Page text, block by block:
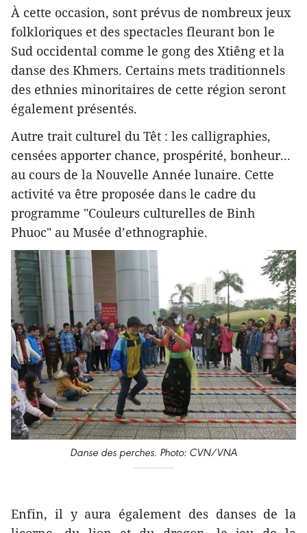
À cette occasion, sont prévus de nombreux jeux
folkloriques et des spectacles fleurant bon le
Sud occidental comme le gong des Xtiêng et la
danse des Khmers. Certains mets traditionnels
des ethnies minoritaires de cette région seront
également présentés.
Autre trait culturel du Têt : les calligraphies,
censées apporter chance, prospérité, bonheur...
au cours de la Nouvelle Année lunaire. Cette
activité va être proposée dans le cadre du
programme "Couleurs culturelles de Binh
Phuoc" au Musée d’ethnographie.
Danse des perches. Photo: CVN/VNA
Enfin, il y aura également des danses de la